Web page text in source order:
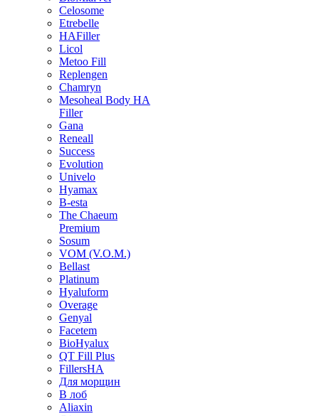
Celosome
Etrebelle
HAFiller
Licol
Metoo Fill
Replengen
Chamryn
Mesoheal Body HA
Filler
Gana
Reneall
Success
Evolution
Univelo
Hyamax
B-esta
The Chaeum
Premium
Sosum
VOM (V.O.M.)
Bellast
Platinum
Hyaluform
Overage
Genyal
Facetem
BioHyalux
QT Fill Plus
FillersHA
Для морщин
В лоб
Aliaxin